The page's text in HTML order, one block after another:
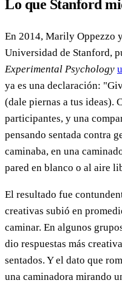
Lo que Stanford
En 2014, Marily Oppezzo
Universidad de Stanford,
Experimental Psychology
ya es una declaración:
(dale piernas a tus ideas).
participantes, y una
pensando sentada contra
caminaba, en una
pared en blanco o al aire
El resultado fue
creativas subió en
caminar. En algunos
dio respuestas más
sentados. Y el dato que
una caminadora mirando